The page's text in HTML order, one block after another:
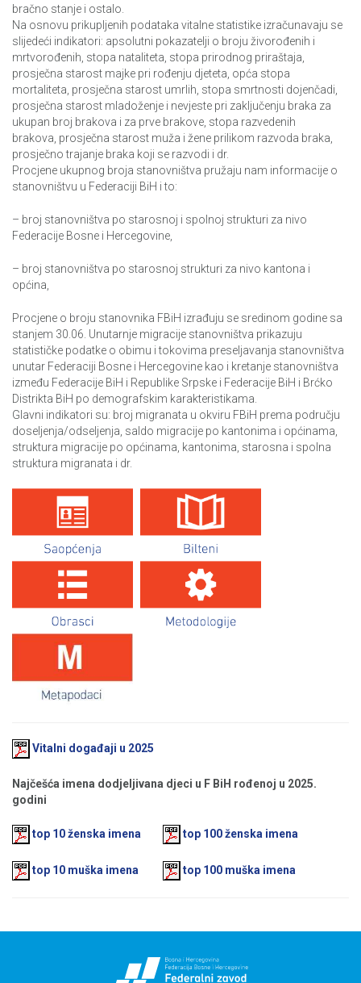
bračno stanje i ostalo.
Na osnovu prikupljenih podataka vitalne statistike izračunavaju se
slijedeći indikatori: apsolutni pokazatelji o broju živorođenih i
mrtvorođenih, stopa nataliteta, stopa prirodnog priraštaja,
prosječna starost majke pri rođenju djeteta, opća stopa
mortaliteta, prosječna starost umrlih, stopa smrtnosti dojenčadi,
prosječna starost mladoženje i nevjeste pri zaključenju braka za
ukupan broj brakova i za prve brakove, stopa razvedenih
brakova, prosječna starost muža i žene prilikom razvoda braka,
prosječno trajanje braka koji se razvodi i dr.
Procjene ukupnog broja stanovništva pružaju nam informacije o
stanovništvu u Federaciji BiH i to:
– broj stanovništva po starosnoj i spolnoj strukturi za nivo
Federacije Bosne i Hercegovine,
– broj stanovništva po starosnoj strukturi za nivo kantona i
općina,
Procjene o broju stanovnika FBiH izrađuju se sredinom godine sa
stanjem 30.06. Unutarnje migracije stanovništva prikazuju
statističke podatke o obimu i tokovima preseljavanja stanovništva
unutar Federaciji Bosne i Hercegovine kao i kretanje stanovništva
između Federacije BiH i Republike Srpske i Federacije BiH i Brćko
Distrikta BiH po demografskim karakteristikama.
Glavni indikatori su: broj migranata u okviru FBiH prema području
doseljenja/odseljenja, saldo migracije po kantonima i općinama,
struktura migracije po općinama, kantonima, starosna i spolna
struktura migranata i dr.
Vitalni događaji u 2025
Najčešća imena dodjeljivana djeci u F BiH rođenoj u 2025.
godini
top 10 ženska imena top 100 ženska imena
top 10 muška imena top 100 muška imena